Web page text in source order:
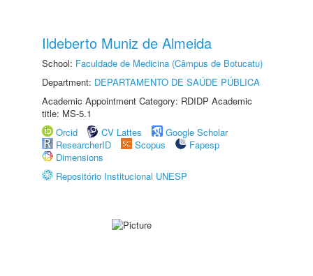
Ildeberto Muniz de Almeida
School: Faculdade de Medicina (Câmpus de Botucatu)
Department: DEPARTAMENTO DE SAÚDE PÚBLICA
Academic Appointment Category: RDIDP Academic
title: MS-5.1
Orcid
CV Lattes
Google Scholar
ResearcherID
Scopus
Fapesp
Dimensions
Repositório Institucional UNESP